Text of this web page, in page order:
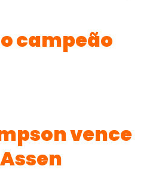
campeão
vence